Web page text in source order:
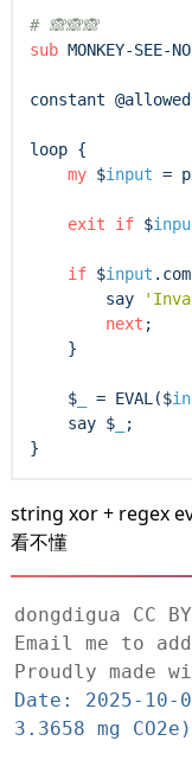
#
🙈🙈🙈
sub MONKEY-SEE-
constant @allowed
loop {
my $input =
exit if $
if $input
        say
next ;
    }
    $
_ = EVAL($
    say $
_
;
string xor + regex
看不懂
dongdigua CC
Email me to add
Proudly made
Date: 2025-10-
3.3658 mg CO2e)